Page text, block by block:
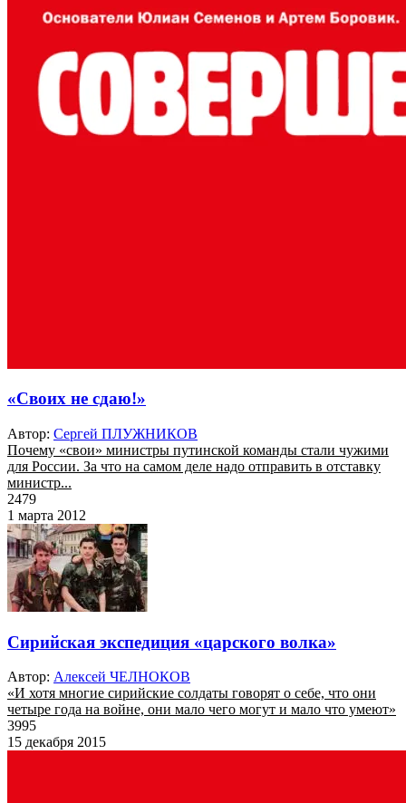
«Своих не сдаю!»
Автор: Сергей ПЛУЖНИКОВ
Почему «свои» министры путинской команды стали чужими
для России. За что на самом деле надо отправить в отставку
министр...
2479
1 марта 2012
Сирийская экспедиция «царского волка»
Автор: Алексей ЧЕЛНОКОВ
«И хотя многие сирийские солдаты говорят о себе, что они
четыре года на войне, они мало чего могут и мало что умеют»
3995
15 декабря 2015